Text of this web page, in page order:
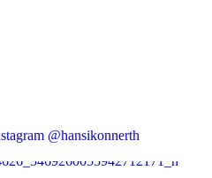
@hansikonnerth